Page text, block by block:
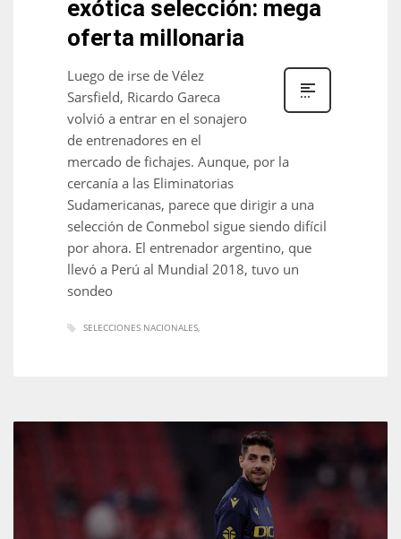
exótica selección: mega
oferta millonaria
Luego de irse de Vélez
Sarsfield, Ricardo Gareca
volvió a entrar en el sonajero
de entrenadores en el
mercado de fichajes. Aunque, por la
cercanía a las Eliminatorias
Sudamericanas, parece que dirigir a una
selección de Conmebol sigue siendo difícil
por ahora. El entrenador argentino, que
llevó a Perú al Mundial 2018, tuvo un
sondeo
SELECCIONES NACIONALES